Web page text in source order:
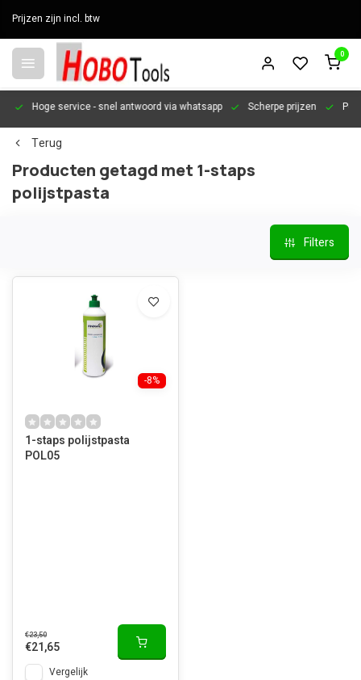
Prijzen zijn incl. btw
0
Hoge service- snel antwoord via whatsapp Scherpe prijzen
Terug
Producten getagd met 1-staps
polijstpasta
Filters
-8%
1-staps polijstpasta
POL05
€23,50
€21,65
Vergelijk